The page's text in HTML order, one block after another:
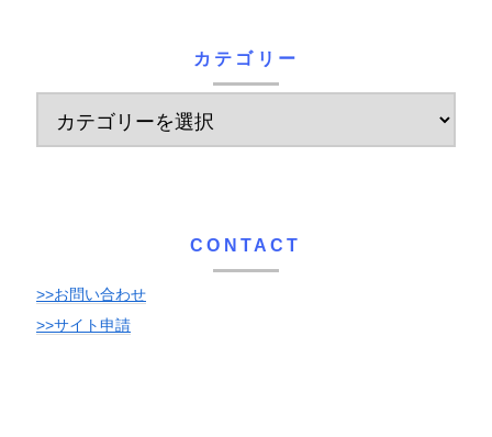
カテゴリー
CONTACT
>>お問い合わせ
>>サイト申請